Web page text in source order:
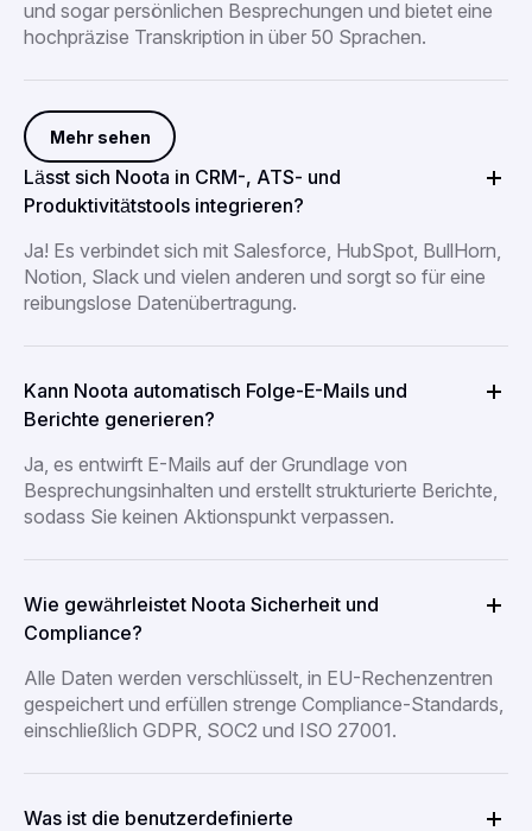
und sogar persönlichen Besprechungen und bietet eine
hochpräzise Transkription in über 50 Sprachen.
Mehr sehen
Lässt sich Noota in CRM-, ATS- und
Produktivitätstools integrieren?
Ja! Es verbindet sich mit Salesforce, HubSpot, BullHorn,
Notion, Slack und vielen anderen und sorgt so für eine
reibungslose Datenübertragung.
Kann Noota automatisch Folge-E-Mails und
Berichte generieren?
Ja, es entwirft E-Mails auf der Grundlage von
Besprechungsinhalten und erstellt strukturierte Berichte,
sodass Sie keinen Aktionspunkt verpassen.
Wie gewährleistet Noota Sicherheit und
Compliance?
Alle Daten werden verschlüsselt, in EU-Rechenzentren
gespeichert und erfüllen strenge Compliance-Standards,
einschließlich GDPR, SOC2 und ISO 27001.
Was ist die benutzerdefinierte